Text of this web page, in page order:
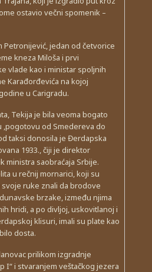
ostavio večni spomenik –
Petronijević, jedan od četvorice
kneza Miloša i prvi
vlade kao i ministar spoljnih
Karađorđevića na kojoj
u Carigradu.
Tekija je bila veoma bogato
,pogotovu od Smedereva do
taksi donosila je Đerdapska
1933., čiji je direktor
ministra saobraćaja Srbije.
u rečnij mornarici, koji su
ruke znali da brodove
brzake, između njima
hridi, a po divljoj, uskovitlanoj i
klisuri, imali su plate kao
dosta.
prilikom izgradnje
I“ i stvaranjem veštačkog jezera